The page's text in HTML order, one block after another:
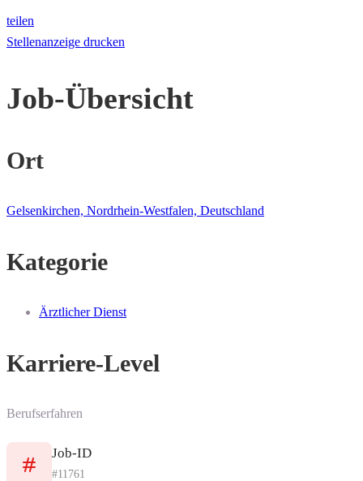
teilen
Stellenanzeige drucken
Job-Übersicht
Ort
Gelsenkirchen, Nordrhein-Westfalen, Deutschland
Kategorie
Ärztlicher Dienst
Karriere-Level
Berufserfahren
Job-ID
#11761